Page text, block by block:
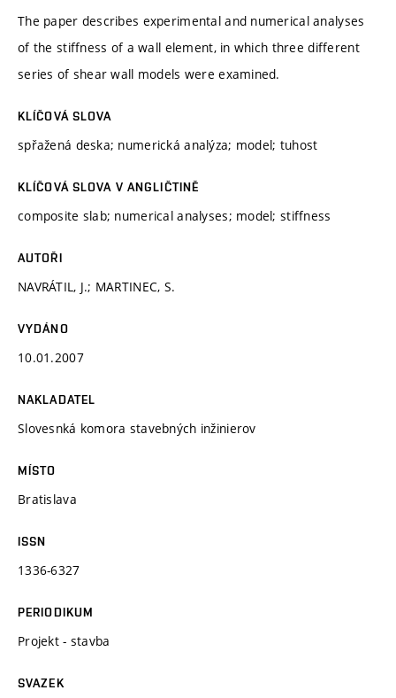
The paper describes experimental and numerical analyses
of the stiffness of a wall element, in which three different
series of shear wall models were examined.
KLÍČOVÁ SLOVA
spřažená deska; numerická analýza; model; tuhost
KLÍČOVÁ SLOVA V ANGLIČTINĚ
composite slab; numerical analyses; model; stiffness
AUTOŘI
NAVRÁTIL, J.; MARTINEC, S.
VYDÁNO
10.01.2007
NAKLADATEL
Slovesnká komora stavebných inžinierov
MÍSTO
Bratislava
ISSN
1336-6327
PERIODIKUM
Projekt - stavba
SVAZEK